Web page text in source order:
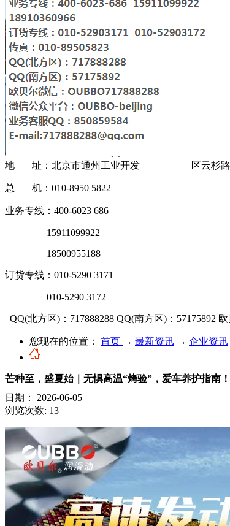
地 址：北京市通州工业开发 区云杉路
总 机：010-8950 5822
业务专线：400-6023 686
15911099922
18500955188
订货专线：010-5290 3171
010-5290 3172
QQ(北方区)：717888288 QQ(南方区)：57175892
您现在的位置： 首页 → 最新资讯 → 企业资讯
芒种至，盛夏始｜无惧高温“烤验”，爱车养护指南！
日期：
2026-06-05
浏览次数: 13